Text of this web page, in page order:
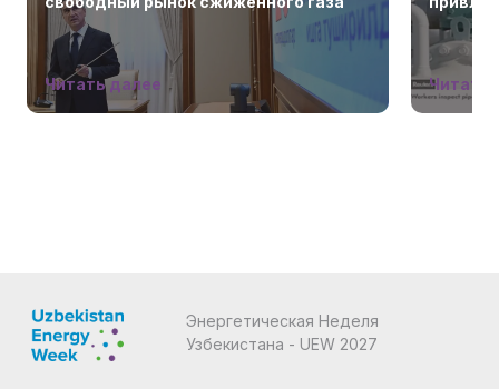
Читать далее
стран
Читать
Энергетическая Неделя
Узбекистана - UEW 2027